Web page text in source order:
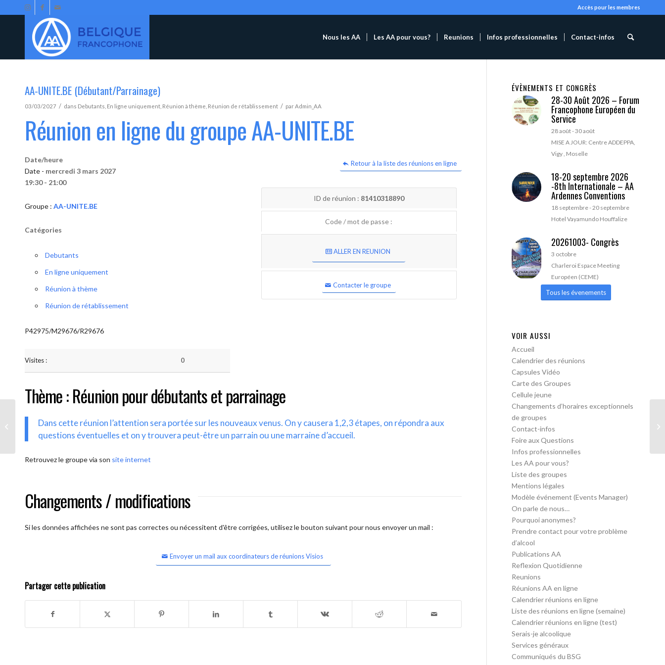
Accès pour les membres
Nous les AA Les AA pour vous? Reunions Infos professionnelles Contact-infos
AA-UNITE.BE (Débutant/Parrainage)
03/03/2027 / dans Debutants En ligne uniquement Réunion à thème Réunion de rétablissement / parAdmin_AA
Réunion en ligne du groupe AA-UNITE.BE
Retour à la liste des réunions en ligne
Date/heure
Date - mercredi 3 mars 2027
19:30 - 21:00
Groupe : AA-UNITE.BE
Catégories
Debutants
En ligne uniquement
Réunion à thème
Réunion de rétablissement
P42975/M29676/R29676
Visites : 0
ID de réunion : 81410318890
Code / mot de passe :
ALLER EN REUNION
Contacter le groupe
Thème : Réunion pour débutants et parrainage
Dans cette réunion l’attention sera portée sur les nouveaux venus. On y causera 1,2,3 étapes, on répondra aux
questions éventuelles et on y trouvera peut-être un parrain ou une marraine d’accueil.
Retrouvez le groupe via son site internet
Changements / modifications
Si les données affichées ne sont pas correctes ou nécessitent d'être corrigées, utilisez le bouton suivant pour nous envoyer un mail :
Envoyer un mail aux coordinateurs de réunions Visios
Partager cette publication
ÉVÈNEMENTS ET CONGRÈS
28-30 Août 2026 – Forum
Francophone Européen du
Service
28 août-30 août
MISE A JOUR: Centre ADDEPPA,
Vigy , Moselle
18-20 septembre 2026
-8th Internationale – AA
Ardennes Conventions
18 septembre-20 septembre
Hotel Vayamundo Houffalize
20261003- Congrès
3 octobre
Charleroi Espace Meeting
Européen (CEME)
Tous les évenements
VOIR AUSSI
Accueil
Calendrier des réunions
Capsules Vidéo
Carte des Groupes
Cellule jeune
Changements d’horaires exceptionnels
de groupes
Contact-infos
Foire aux Questions
Infos professionnelles
Les AA pour vous?
Liste des groupes
Mentions légales
Modèle événement (Events Manager)
On parle de nous…
Pourquoi anonymes?
Prendre contact pour votre problème
d’alcool
Publications AA
Reflexion Quotidienne
Reunions
Réunions AA en ligne
Calendrier réunions en ligne
Liste des réunions en ligne (semaine)
Calendrier réunions en ligne (test)
Serais-je alcoolique
Services généraux
Communiqués du BSG
AA-UNITE.BE (Débutant/Parrainage)